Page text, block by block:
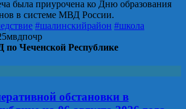
была приурочена ко Дню образования
в системе МВД России.
#шалинскийрайон #школа
Чеченской Республике
обстановки в